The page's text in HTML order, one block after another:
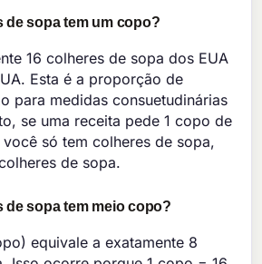
de sopa tem um copo?
16 colheres de sopa dos EUA
Esta é a proporção de
para medidas consuetudinárias
se uma receita pede 1 copo de
só tem colheres de sopa,
de sopa.
de sopa tem meio copo?
equivale a exatamente 8